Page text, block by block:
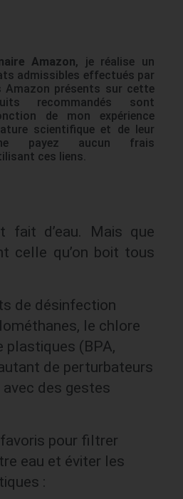
Amazon, je réalise un
admissibles effectués par
Amazon présents sur cette
recommandés sont
de mon expérience
scientifique et de leur
payez aucun frais
ces liens.
fait d’eau. Mais que
celle qu’on boit tous
de désinfection
le chlore
plastiques (BPA,
de perturbateurs
avec des gestes
pour filtrer
eau et éviter les
: